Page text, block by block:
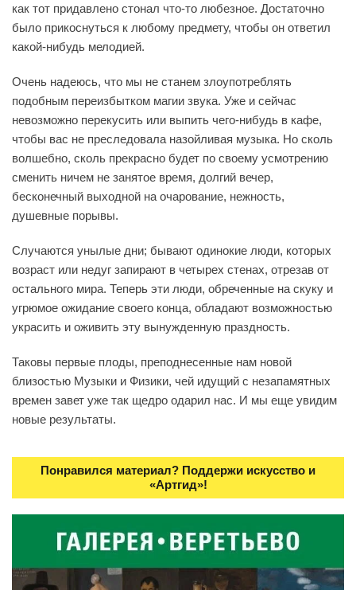
как тот придавлено стонал что-то любезное. Достаточно
было прикоснуться к любому предмету, чтобы он ответил
какой-нибудь мелодией.
Очень надеюсь, что мы не станем злоупотреблять
подобным переизбытком магии звука. Уже и сейчас
невозможно перекусить или выпить чего-нибудь в кафе,
чтобы вас не преследовала назойливая музыка. Но сколь
волшебно, сколь прекрасно будет по своему усмотрению
сменить ничем не занятое время, долгий вечер,
бесконечный выходной на очарование, нежность,
душевные порывы.
Случаются унылые дни; бывают одинокие люди, которых
возраст или недуг запирают в четырех стенах, отрезав от
остального мира. Теперь эти люди, обреченные на скуку и
угрюмое ожидание своего конца, обладают возможностью
украсить и оживить эту вынужденную праздность.
Таковы первые плоды, преподнесенные нам новой
близостью Музыки и Физики, чей идущий с незапамятных
времен завет уже так щедро одарил нас. И мы еще увидим
новые результаты.
Понравился материал? Поддержи искусство и
«Артгид»!